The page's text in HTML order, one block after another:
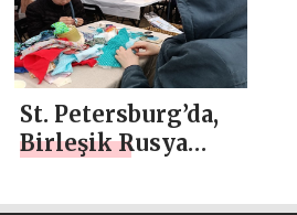
St. Petersburg’da,
Birleşik Rusya
halk oyunları